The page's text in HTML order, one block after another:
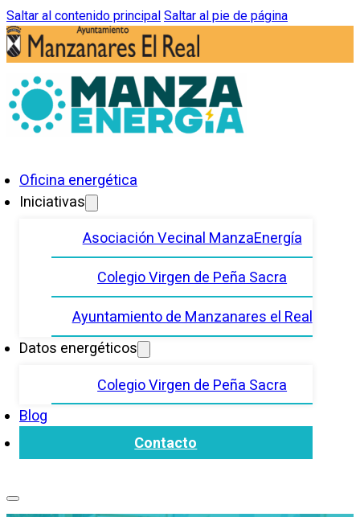
Saltar al contenido principal Saltar al pie de página
Oficina energética
Iniciativas
Asociación Vecinal ManzaEnergía
Colegio Virgen de Peña Sacra
Ayuntamiento de Manzanares el Real
Datos energéticos
Colegio Virgen de Peña Sacra
Blog
Contacto